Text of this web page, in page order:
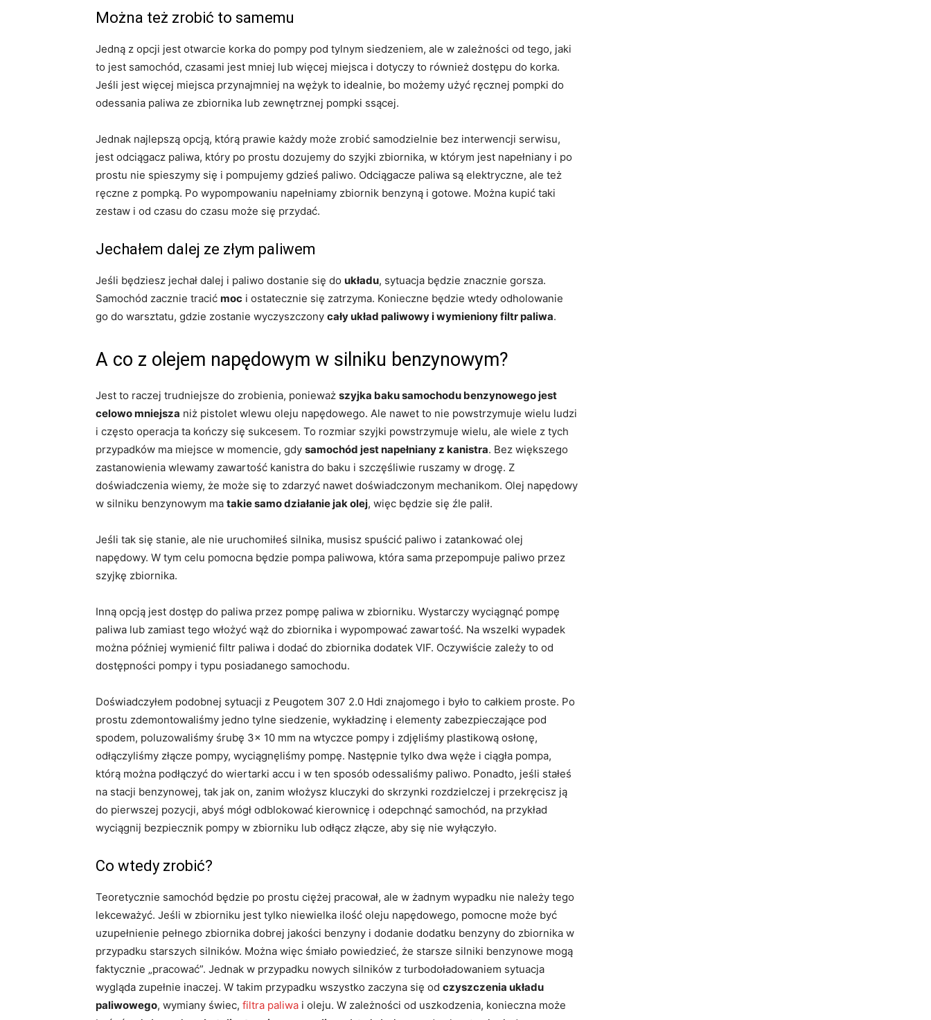
Można też zrobić to samemu
Jedną z opcji jest otwarcie korka do pompy pod tylnym siedzeniem, ale w zależności od tego, jaki
to jest samochód, czasami jest mniej lub więcej miejsca i dotyczy to również dostępu do korka.
Jeśli jest więcej miejsca przynajmniej na wężyk to idealnie, bo możemy użyć ręcznej pompki do
odessania paliwa ze zbiornika lub zewnętrznej pompki ssącej.
Jednak najlepszą opcją, którą prawie każdy może zrobić samodzielnie bez interwencji serwisu,
jest odciągacz paliwa, który po prostu dozujemy do szyjki zbiornika, w którym jest napełniany i po
prostu nie spieszymy się i pompujemy gdzieś paliwo. Odciągacze paliwa są elektryczne, ale też
ręczne z pompką. Po wypompowaniu napełniamy zbiornik benzyną i gotowe. Można kupić taki
zestaw i od czasu do czasu może się przydać.
Jechałem dalej ze złym paliwem
Jeśli będziesz jechał dalej i paliwo dostanie się do układu, sytuacja będzie znacznie gorsza.
Samochód zacznie tracić moc i ostatecznie się zatrzyma. Konieczne będzie wtedy odholowanie
go do warsztatu, gdzie zostanie wyczyszczony cały układ paliwowy i wymieniony filtr paliwa.
A co z olejem napędowym w silniku benzynowym?
Jest to raczej trudniejsze do zrobienia, ponieważ szyjka baku samochodu benzynowego jest
celowo mniejsza niż pistolet wlewu oleju napędowego. Ale nawet to nie powstrzymuje wielu ludzi
i często operacja ta kończy się sukcesem. To rozmiar szyjki powstrzymuje wielu, ale wiele z tych
przypadków ma miejsce w momencie, gdy samochód jest napełniany z kanistra. Bez większego
zastanowienia wlewamy zawartość kanistra do baku i szczęśliwie ruszamy w drogę. Z
doświadczenia wiemy, że może się to zdarzyć nawet doświadczonym mechanikom. Olej napędowy
w silniku benzynowym ma takie samo działanie jak olej, więc będzie się źle palił.
Jeśli tak się stanie, ale nie uruchomiłeś silnika, musisz spuścić paliwo i zatankować olej
napędowy. W tym celu pomocna będzie pompa paliwowa, która sama przepompuje paliwo przez
szyjkę zbiornika.
Inną opcją jest dostęp do paliwa przez pompę paliwa w zbiorniku. Wystarczy wyciągnąć pompę
paliwa lub zamiast tego włożyć wąż do zbiornika i wypompować zawartość. Na wszelki wypadek
można później wymienić filtr paliwa i dodać do zbiornika dodatek VIF. Oczywiście zależy to od
dostępności pompy i typu posiadanego samochodu.
Doświadczyłem podobnej sytuacji z Peugotem 307 2.0 Hdi znajomego i było to całkiem proste. Po
prostu zdemontowaliśmy jedno tylne siedzenie, wykładzinę i elementy zabezpieczające pod
spodem, poluzowaliśmy śrubę 3x 10 mm na wtyczce pompy i zdjęliśmy plastikową osłonę,
odłączyliśmy złącze pompy, wyciągnęliśmy pompę. Następnie tylko dwa węże i ciągła pompa,
którą można podłączyć do wiertarki accu i w ten sposób odessaliśmy paliwo. Ponadto, jeśli stałeś
na stacji benzynowej, tak jak on, zanim włożysz kluczyki do skrzynki rozdzielczej i przekręcisz ją
do pierwszej pozycji, abyś mógł odblokować kierownicę i odepchnąć samochód, na przykład
wyciągnij bezpiecznik pompy w zbiorniku lub odłącz złącze, aby się nie wyłączyło.
Co wtedy zrobić?
Teoretycznie samochód będzie po prostu ciężej pracował, ale w żadnym wypadku nie należy tego
lekceważyć. Jeśli w zbiorniku jest tylko niewielka ilość oleju napędowego, pomocne może być
uzupełnienie pełnego zbiornika dobrej jakości benzyny i dodanie dodatku benzyny do zbiornika w
przypadku starszych silników. Można więc śmiało powiedzieć, że starsze silniki benzynowe mogą
faktycznie „pracować”. Jednak w przypadku nowych silników z turbodoładowaniem sytuacja
wygląda zupełnie inaczej. W takim przypadku wszystko zaczyna się od czyszczenia układu
paliwowego, wymiany świec, filtra paliwa i oleju. W zależności od uszkodzenia, konieczna może